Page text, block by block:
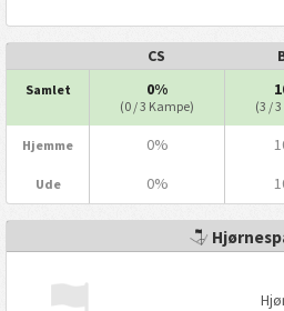
CS
Samlet 0%
(0 / 3 Kampe) (3 /
Hjemme 0%
Ude 0%